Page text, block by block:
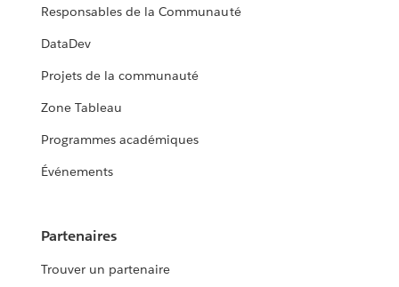
Responsables de la Communauté
DataDev
Projets de la communauté
Zone Tableau
Programmes académiques
Événements
Partenaires
Trouver un partenaire